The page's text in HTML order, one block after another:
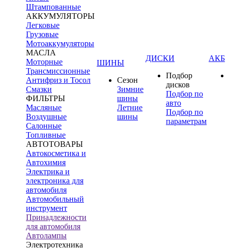
Штампованные
АККУМУЛЯТОРЫ
Легковые
Грузовые
Мотоаккумуляторы
МАСЛА
Моторные
Трансмиссионные
Антифриз и Тосол
Смазки
ФИЛЬТРЫ
Масляные
Воздушные
Салонные
Топливные
АВТОТОВАРЫ
Автокосметика и
Автохимия
Электрика и
электроника для
автомобиля
Автомобильный
инструмент
Принадлежности
для автомобиля
Автолампы
Электротехника
ШИНЫ
Сезон
Зимние
шины
Летние
шины
ДИСКИ
Подбор
дисков
Подбор по
авто
Подбор по
параметрам
АКБ